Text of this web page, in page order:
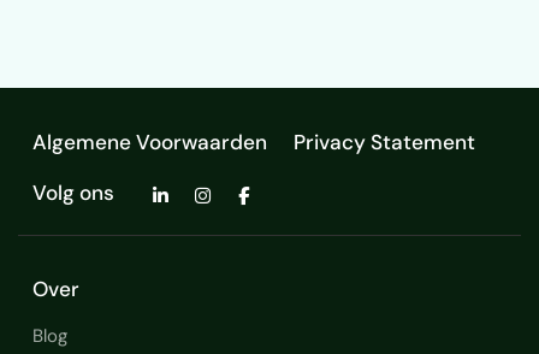
Algemene Voorwaarden
Privacy Statement
Volg ons
Over
Blog